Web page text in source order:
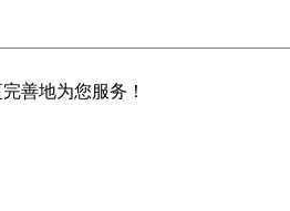
善地为您服务！